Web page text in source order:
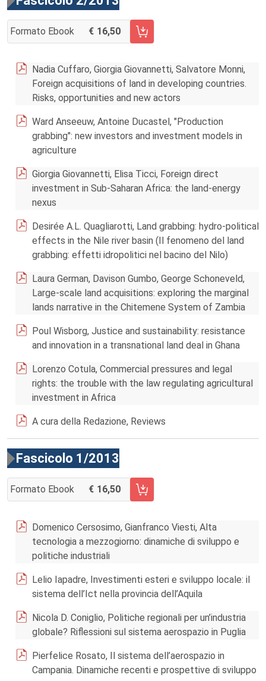
Formato Ebook 16,50
AGGIUNGI AL CARRELLO FASCICOLO 2/2013
Nadia Cuffaro, Giorgia Giovannetti, Salvatore Monni,
Foreign acquisitions of land in developing countries.
Risks, opportunities and new actors
Ward Anseeuw, Antoine Ducastel, "Production
grabbing": new investors and investment models in
agriculture
Giorgia Giovannetti, Elisa Ticci, Foreign direct
investment in Sub-Saharan Africa: the land-energy
nexus
Desirée A.L. Quagliarotti, Land grabbing: hydro-political
effects in the Nile river basin (Il fenomeno del land
grabbing: effetti idropolitici nel bacino del Nilo)
Laura German, Davison Gumbo, George Schoneveld,
Large-scale land acquisitions: exploring the marginal
lands narrative in the Chitemene System of Zambia
Poul Wisborg, Justice and sustainability: resistance
and innovation in a transnational land deal in Ghana
Lorenzo Cotula, Commercial pressures and legal
rights: the trouble with the law regulating agricultural
investment in Africa
A cura della Redazione, Reviews
Fascicolo 1/2013
Formato Ebook 16,50
AGGIUNGI AL CARRELLO FASCICOLO 1/2013
Domenico Cersosimo, Gianfranco Viesti, Alta
tecnologia a mezzogiorno: dinamiche di sviluppo e
politiche industriali
Lelio Iapadre, Investimenti esteri e sviluppo locale: il
sistema dell’Ict nella provincia dell’Aquila
Nicola D. Coniglio, Politiche regionali per un’industria
globale? Riflessioni sul sistema aerospazio in Puglia
Pierfelice Rosato, Il sistema dell’aerospazio in
Campania. Dinamiche recenti e prospettive di sviluppo